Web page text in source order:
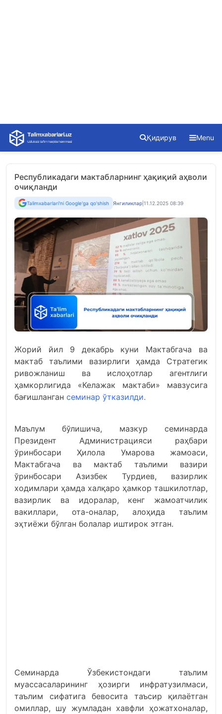
Skip
content
Қидирув Menu
Республикадаги мактабларнинг ҳақиқий аҳволи
очиқланди
Talimxabarlari'ni Google'ga qo'shish Янгиликлар 11.12.2025 08:39
Жорий йил 9 декабрь куни Мактабгача ва
мактаб таълими вазирлиги ҳамда Стратегик
ривожланиш ва ислоҳотлар агентлиги
ҳамкорлигида «Келажак мактаби» мавзусига
бағишланган семинар ўтказилди.
Маълум бўлишича, мазкур семинарда
Президент Администрацияси раҳбари
ўринбосари Ҳилола Умарова жамоаси,
Мактабгача ва мактаб таълими вазири
ўринбосари Азизбек Турдиев, вазирлик
ходимлари ҳамда халқаро ҳамкор ташкилотлар,
вазирлик ва идоралар, кенг жамоатчилик
вакиллари, ота-оналар, алоҳида таълим
эҳтиёжи бўлган болалар иштирок этган.
Семинарда Ўзбекистондаги таълим
муассасаларининг ҳозирги инфратузилмаси,
таълим сифатига бевосита таъсир қилаётган
омиллар, шу жумладан хавфли ҳожатхоналар,